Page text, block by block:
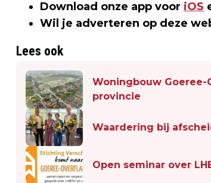
Download onze app voor iOS
Wil je adverteren op deze
Lees ook
Woningbouw
provincie
Waardering bij
Open seminar over